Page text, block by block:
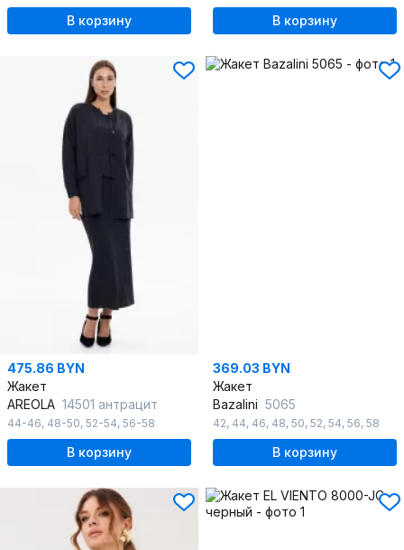
В корзину В корзину
475.86 BYN
Жакет
AREOLA 14501 антрацит
44-46, 48-50, 52-54, 56-58
В корзину
369.03 BYN
Жакет
Bazalini 5065
42, 44, 46, 48, 50, 52, 54, 56, 58
В корзину